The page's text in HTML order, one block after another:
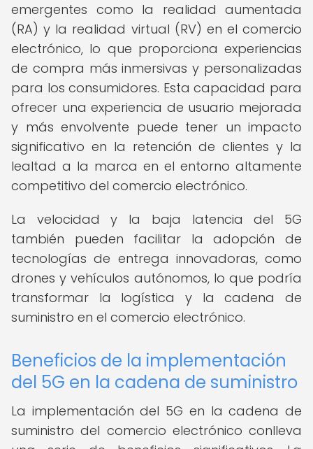
emergentes como la realidad aumentada
(RA) y la realidad virtual (RV) en el comercio
electrónico, lo que proporciona experiencias
de compra más inmersivas y personalizadas
para los consumidores. Esta capacidad para
ofrecer una experiencia de usuario mejorada
y más envolvente puede tener un impacto
significativo en la retención de clientes y la
lealtad a la marca en el entorno altamente
competitivo del comercio electrónico.
La velocidad y la baja latencia del 5G
también pueden facilitar la adopción de
tecnologías de entrega innovadoras, como
drones y vehículos autónomos, lo que podría
transformar la logística y la cadena de
suministro en el comercio electrónico.
Beneficios de la implementación
del 5G en la cadena de suministro
La implementación del 5G en la cadena de
suministro del comercio electrónico conlleva